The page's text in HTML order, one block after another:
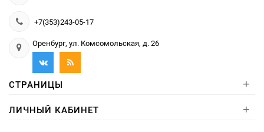
+7(353)243-05-17
Оренбург, ул. Комсомольская, д. 26
СТРАНИЦЫ +
ЛИЧНЫЙ КАБИНЕТ +